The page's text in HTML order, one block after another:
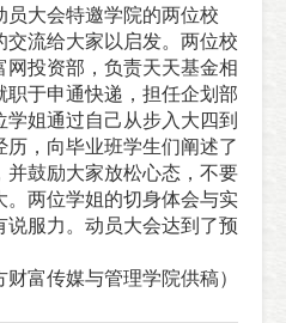
员大会特邀学院的两位校
流给大家以启发。两位校
投资部，负责天天基金相
职于申通快递，担任企划部
姐通过自己从步入大四到
，向毕业班学生们阐述了
并鼓励大家放松心态，不要
。两位学姐的切身体会与实
服力。动员大会达到了预
财富传媒与管理学院供稿）